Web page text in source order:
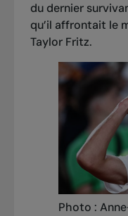
du dernier
qu’il affrontait le
Taylor Fritz.
Photo :